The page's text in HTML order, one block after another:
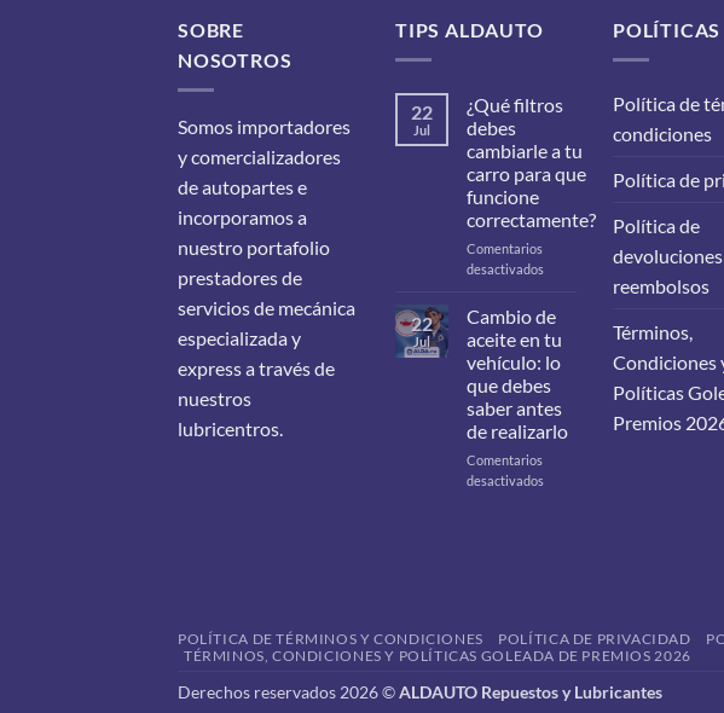
SOBRE
NOSOTROS
Somos importadores
y comercializadores
de autopartes e
incorporamos a
nuestro portafolio
prestadores de
servicios de mecánica
especializada y
express a través de
nuestros
lubricentros.
TIPS ALDAUTO
22
Jul
¿Qué filtros
debes
cambiarle a tu
carro para que
funcione
correctamente?
Comentarios
desactivados
filtros
debes
cambiarle
a
tu
carro
para
22
Jul
Cambio de
aceite en tu
vehículo: lo
que debes
saber antes
de realizarlo
Comentarios
desactivados
que
debes
antes
POLÍTICAS
Política de
condiciones
Política de
Política de
reembolsos
Términos,
Condiciones
Políticas
Premios
POLÍTICA DE TÉRMINOS Y CONDICIONES POLÍTICA DE PRIVACIDAD
TÉRMINOS, CONDICIONES Y POLÍTICAS GOLEADA DE PREMIOS 2026
Derechos reservados 2026 ©ALDAUTO Repuestos y Lubricantes